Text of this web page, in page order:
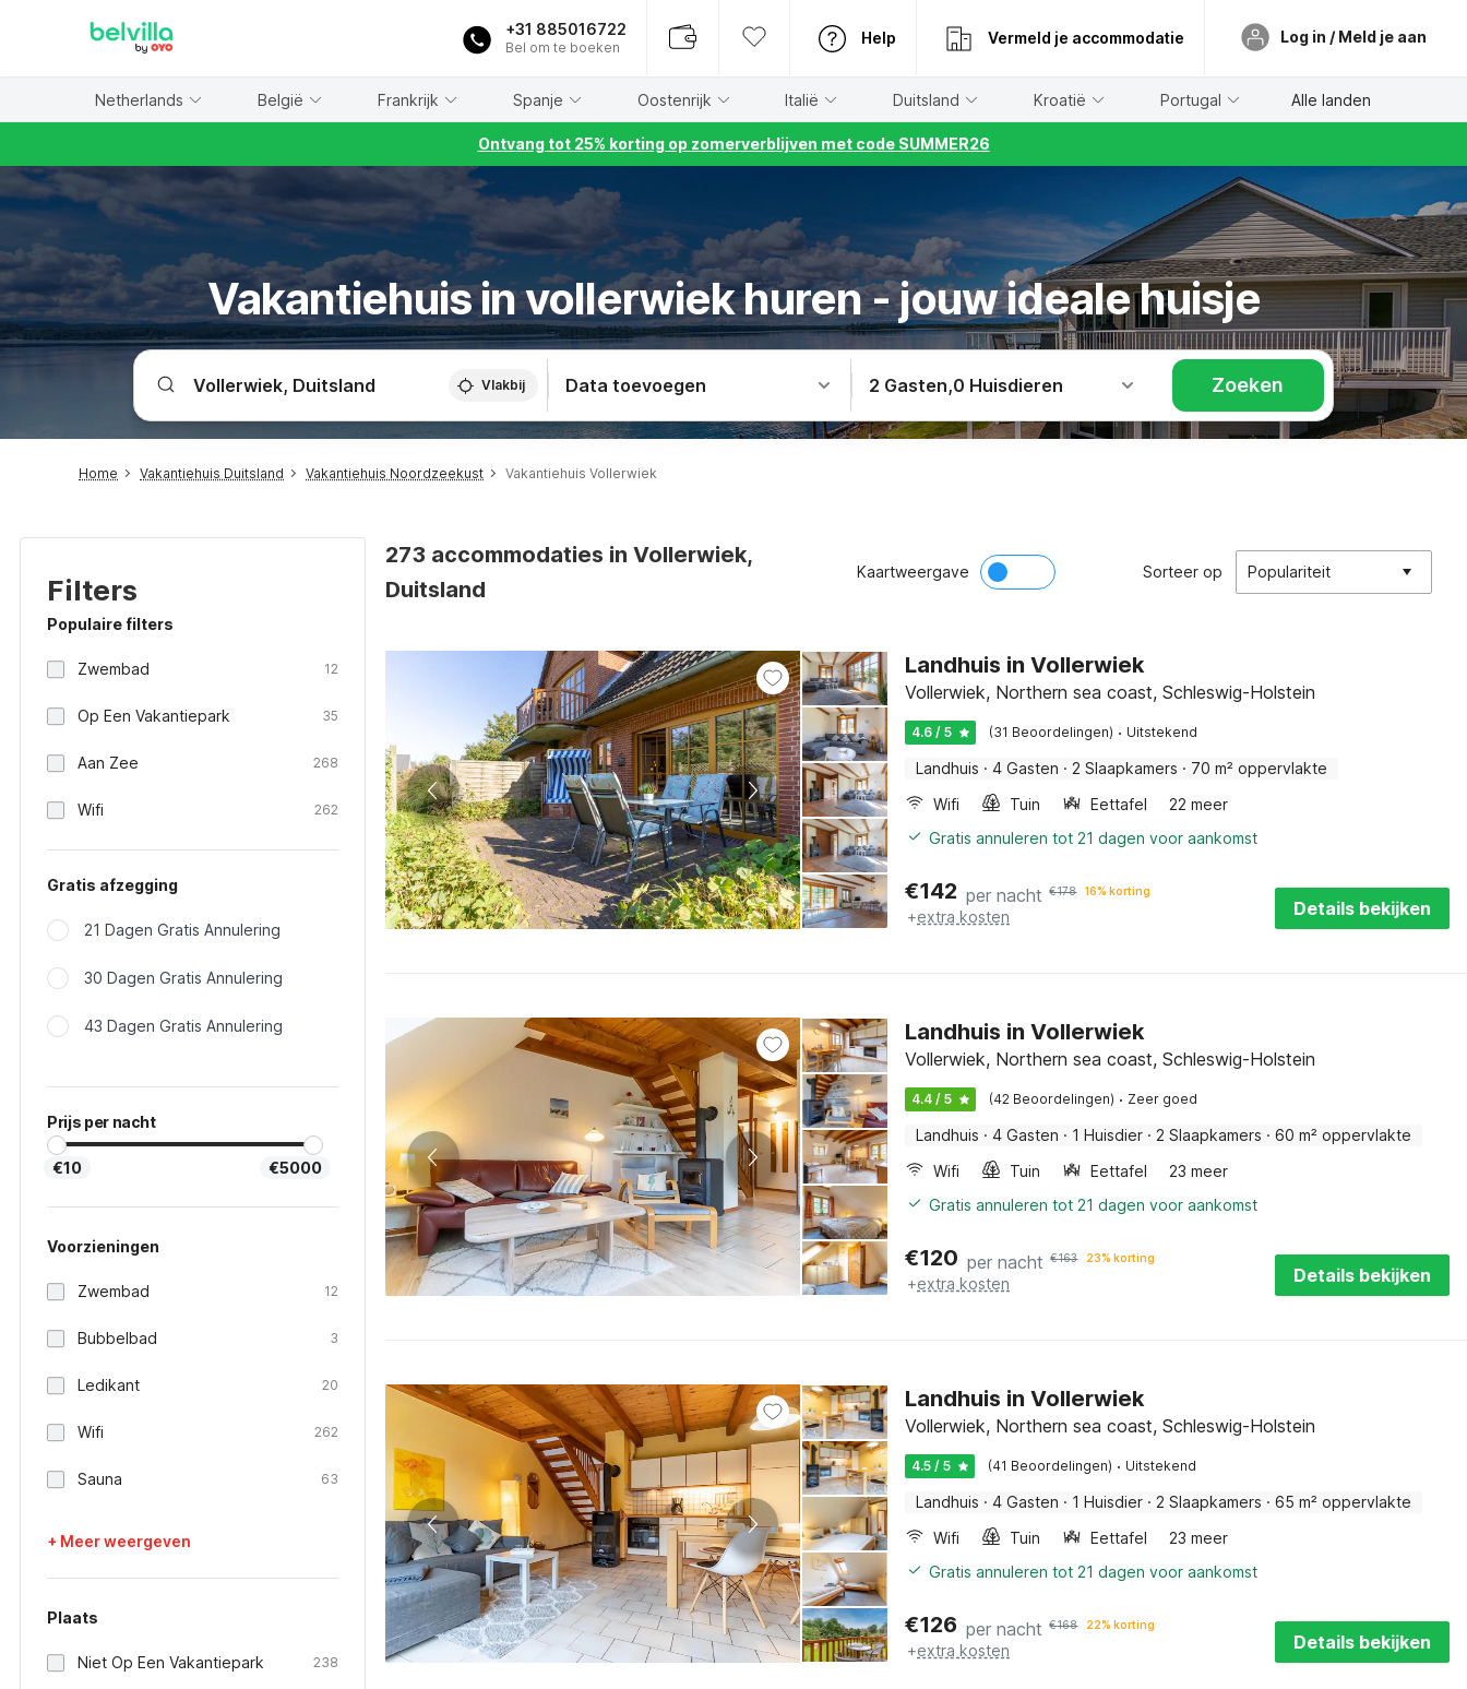
+31 885016722
Bel om te boeken
Help Vermeld je accommodatie Log in / Meld je aan
Netherlands België Frankrijk Spanje Oostenrijk Italië Duitsland Kroatië Portugal Alle landen
Ontvang tot 25% korting op zomerverblijven met code SUMMER26
Vakantiehuis in vollerwiek huren - jouw ideale huisje
Vlakbij Data toevoegen 2 Gasten,0 Huisdieren Zoeken
Home Vakantiehuis Duitsland Vakantiehuis Noordzeekust Vakantiehuis Vollerwiek
Filters
Populaire filters
Zwembad 12
Op Een Vakantiepark 35
Aan Zee 268
Wifi 262
Gratis afzegging
21 Dagen Gratis Annulering
30 Dagen Gratis Annulering
43 Dagen Gratis Annulering
Prijs per nacht
€10 €5000
Voorzieningen
Zwembad 12
Bubbelbad 3
Ledikant 20
Wifi 262
Sauna 63
+ Meer weergeven
Plaats
Niet Op Een Vakantiepark 238
273 accommodaties in Vollerwiek,
Duitsland
Kaartweergave Sorteer op Populariteit
Landhuis in Vollerwiek
Vollerwiek, Northern sea coast, Schleswig-Holstein
4.6 / 5 (31 Beoordelingen) · Uitstekend
Landhuis · 4 Gasten · 2 Slaapkamers · 70 m² oppervlakte
Wifi
Tuin Eettafel
22 meer
Gratis annuleren tot 21 dagen voor aankomst
€142 per nacht €178 16% korting
+extra kosten Details bekijken
Landhuis in Vollerwiek
Vollerwiek, Northern sea coast, Schleswig-Holstein
4.4 / 5 (42 Beoordelingen) · Zeer goed
Landhuis · 4 Gasten · 1 Huisdier · 2 Slaapkamers · 60 m² oppervlakte
Wifi
Tuin Eettafel
23 meer
Gratis annuleren tot 21 dagen voor aankomst
€120 per nacht €163 23% korting
+extra kosten Details bekijken
Landhuis in Vollerwiek
Vollerwiek, Northern sea coast, Schleswig-Holstein
4.5 / 5 (41 Beoordelingen) · Uitstekend
Landhuis · 4 Gasten · 1 Huisdier · 2 Slaapkamers · 65 m² oppervlakte
Wifi
Tuin Eettafel
23 meer
Gratis annuleren tot 21 dagen voor aankomst
€126 per nacht €168 22% korting
+extra kosten Details bekijken